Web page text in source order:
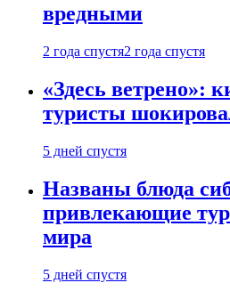
вредными
2 года спустя2 года спустя
«Здесь ветрено»:
туристы
5 дней спустя
Названы блюда
привлекающие
мира
5 дней спустя